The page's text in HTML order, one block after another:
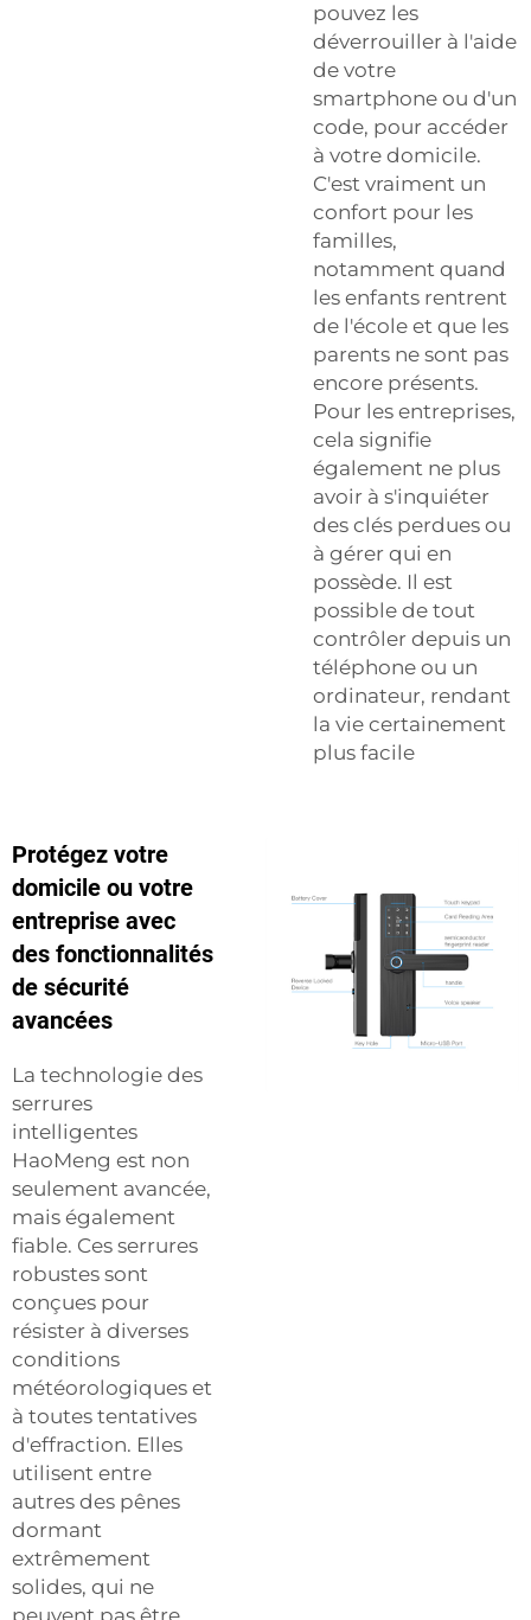
pouvez les
déverrouiller à l'aide
de votre
smartphone ou d'un
code, pour accéder
à votre domicile.
C'est vraiment un
confort pour les
familles,
notamment quand
les enfants rentrent
de l'école et que les
parents ne sont pas
encore présents.
Pour les entreprises,
cela signifie
également ne plus
avoir à s'inquiéter
des clés perdues ou
à gérer qui en
possède. Il est
possible de tout
contrôler depuis un
téléphone ou un
ordinateur, rendant
la vie certainement
plus facile
Protégez votre
domicile ou votre
entreprise avec
des fonctionnalités
de sécurité
avancées
La technologie des
serrures
intelligentes
HaoMeng est non
seulement avancée,
mais également
fiable. Ces serrures
robustes sont
conçues pour
résister à diverses
conditions
météorologiques et
à toutes tentatives
d'effraction. Elles
utilisent entre
autres des pênes
dormant
extrêmement
solides, qui ne
peuvent pas être